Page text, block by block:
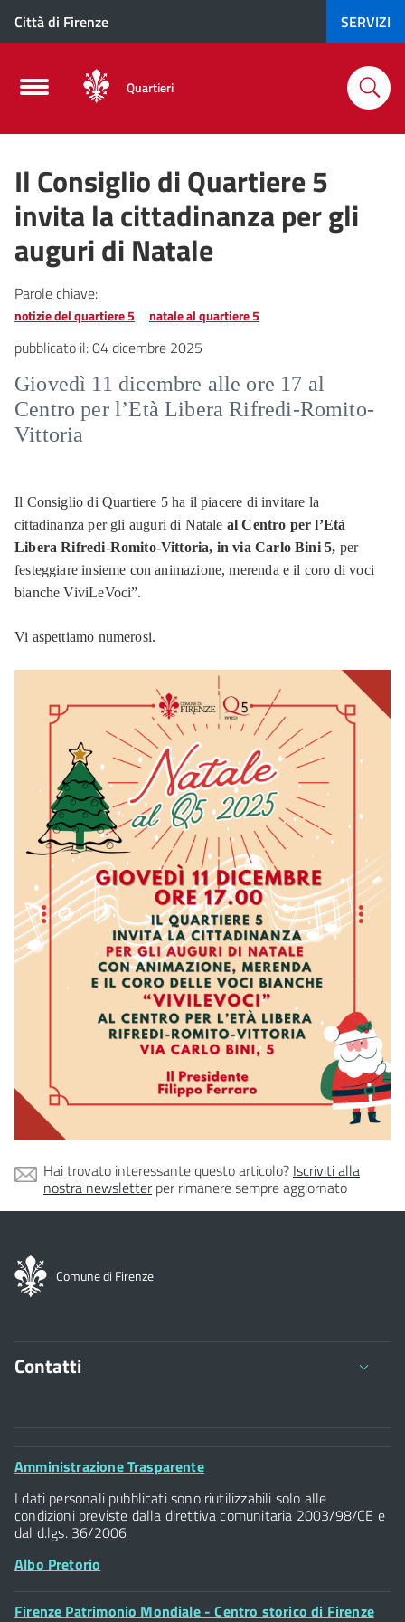
Città di Firenze SERVIZI
Quartieri
Il Consiglio di Quartiere 5
invita la cittadinanza per gli
auguri di Natale
Parole chiave:
notizie del quartiere 5 natale al quartiere 5
pubblicato il:04 dicembre 2025
Giovedì 11 dicembre alle ore 17 al
Centro per l’Età Libera Rifredi-Romito-
Vittoria
Il Consiglio di Quartiere 5 ha il piacere di invitare la
cittadinanza per gli auguri di Natale al Centro per l’Età
Libera Rifredi-Romito-Vittoria, in via Carlo Bini 5, per
festeggiare insieme con animazione, merenda e il coro di voci
bianche ViviLeVoci”.
Vi aspettiamo numerosi.
Hai trovato interessante questo articolo? Iscriviti alla
nostra newsletterper rimanere sempre aggiornato
Comune di Firenze
Contatti
Comune di Firenze
Palazzo Vecchio
Piazza della Signoria - 50122, Firenze
P.IVA 01307110484
Posta Elettronica Certificata
Footer
Amministrazione Trasparente
I dati personali pubblicati sono riutilizzabili solo alle
condizioni previste dalla direttiva comunitaria 2003/98/CE e
dal d.lgs. 36/2006
Albo Pretorio
Footer
Firenze Patrimonio Mondiale - Centro storico di Firenze